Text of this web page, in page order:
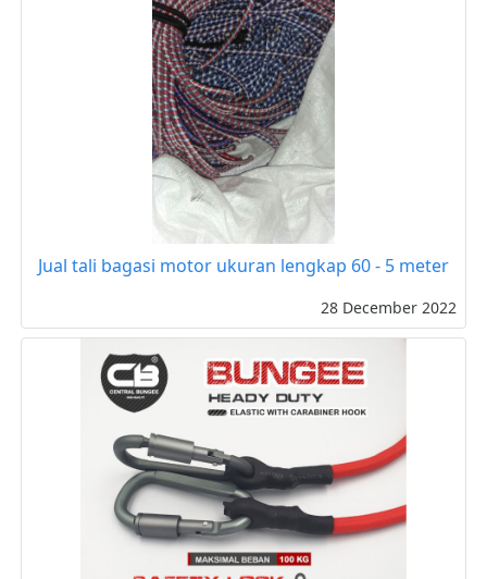
Jual tali bagasi motor ukuran lengkap 60 - 5 meter
28 December 2022